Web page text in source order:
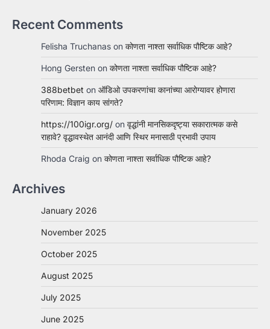
Recent Comments
Felisha Truchanas on कोणता नाश्ता सर्वाधिक पौष्टिक आहे?
Hong Gersten on कोणता नाश्ता सर्वाधिक पौष्टिक आहे?
388betbet on ऑडिओ उपकरणांचा कानांच्या आरोग्यावर होणारा
परिणाम: विज्ञान काय सांगते?
https://100igr.org/ on वृद्धांनी मानसिकदृष्ट्या सकारात्मक कसे
राहावे? वृद्धावस्थेत आनंदी आणि स्थिर मनासाठी प्रभावी उपाय
Rhoda Craig on कोणता नाश्ता सर्वाधिक पौष्टिक आहे?
Archives
January 2026
November 2025
October 2025
August 2025
July 2025
June 2025